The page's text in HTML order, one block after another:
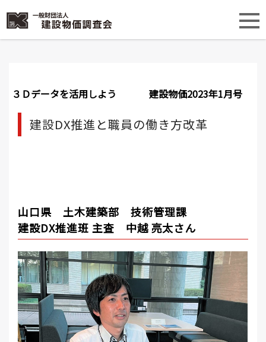
３Ｄデータを活用しよう 建設物価2023年1月号
建設DX推進と職員の働き方改革
山口県 土木建築部 技術管理課
建設DX推進班 主査 中越 亮太さん